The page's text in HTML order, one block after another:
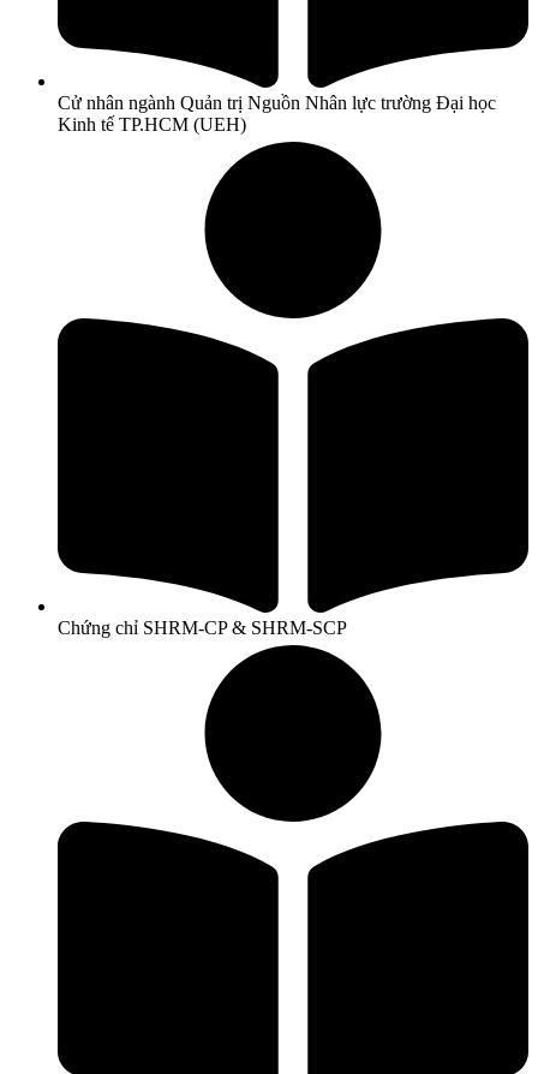
Cử nhân ngành Quản trị Nguồn Nhân lực trường Đại học
Kinh tế TP.HCM (UEH)
Chứng chỉ SHRM-CP & SHRM-SCP